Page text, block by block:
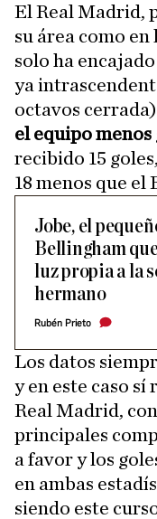
El Real Madrid,
su área como
solo ha
ya
octavos
el equipo menos
recibido 15
18 menos que el
Jobe, el
Bellingham
luz propia a la
hermano
Rubén Prieto
Los datos
y en este caso
Real Madrid,
principales
a favor y los
en ambas
siendo este